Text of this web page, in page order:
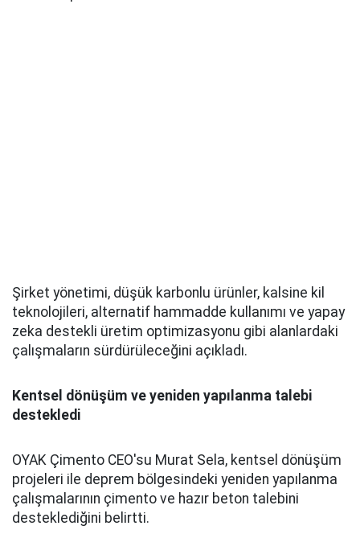
Şirket yönetimi, düşük karbonlu ürünler, kalsine kil
teknolojileri, alternatif hammadde kullanımı ve yapay
zeka destekli üretim optimizasyonu gibi alanlardaki
çalışmaların sürdürüleceğini açıkladı.
Kentsel dönüşüm ve yeniden yapılanma talebi
destekledi
OYAK Çimento CEO'su Murat Sela, kentsel dönüşüm
projeleri ile deprem bölgesindeki yeniden yapılanma
çalışmalarının çimento ve hazır beton talebini
desteklediğini belirtti.